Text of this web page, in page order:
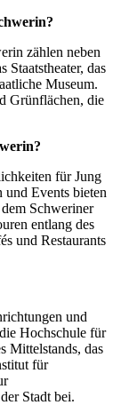
zählen neben
Staatstheater, das
Museum.
Grünflächen, die
für Jung
Events bieten
Schweriner
entlang des
und Restaurants
und
Hochschule für
Mittelstands, das
für
Stadt bei.